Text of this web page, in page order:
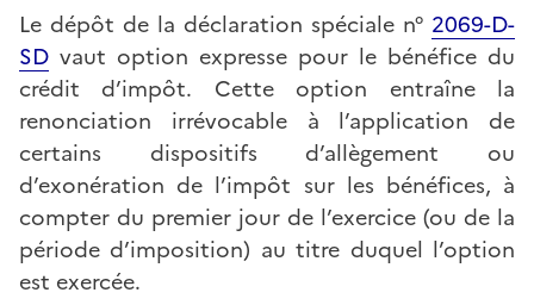
Le dépôt de la déclaration spéciale n° 2069-D-
SD vaut option expresse pour le bénéfice du
crédit d’impôt. Cette option entraîne la
renonciation irrévocable à l’application de
certains dispositifs d’allègement ou
d’exonération de l’impôt sur les bénéfices, à
compter du premier jour de l’exercice (ou de la
période d’imposition) au titre duquel l’option
est exercée.